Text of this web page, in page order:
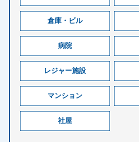
倉庫・ビル
病院
レジャー施設
マンション
社屋